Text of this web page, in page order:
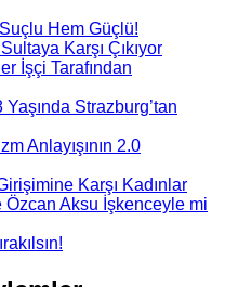
Hem Güçlü!
Karşı Çıkıyor
İşçi Tarafından
Strazburg’tan
Anlayışının 2.0
Karşı Kadınlar
Aksu İşkenceyle mi